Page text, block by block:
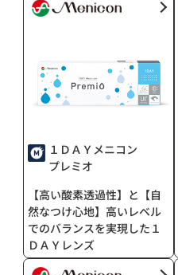
１ＤＡＹメニコン
プレミオ
【高い酸素透過性】と【自
然なつけ心地】高いレベル
でのバランスを実現した１
ＤＡＹレンズ